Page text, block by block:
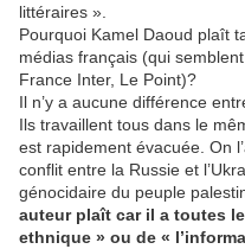
littéraires ».
Pourquoi Kamel Daoud plaît
médias français (qui
France Inter, Le Point)?
Il n’y a aucune différence
Ils travaillent tous dans le
est rapidement évacuée. On
conflit entre la Russie et
génocidaire du peuple
auteur plaît car il a toutes
ethnique » ou de «